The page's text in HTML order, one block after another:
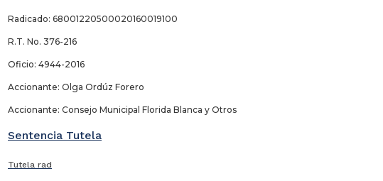
Radicado: 68001220500020160019100
R.T. No. 376-216
Oficio: 4944-2016
Accionante: Olga Ordúz Forero
Accionante: Consejo Municipal Florida Blanca y Otros
Sentencia Tutela
Tutela rad